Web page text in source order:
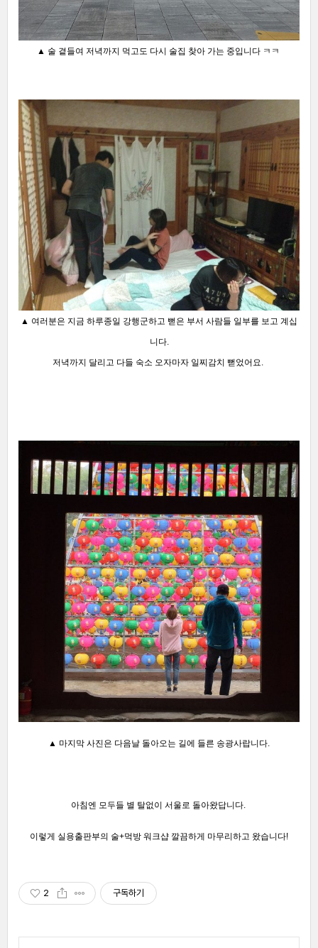
▲ 술 곁들여 저녁까지 먹고도 다시 술집 찾아 가는 중입니다 ㅋㅋ
▲ 여러분은 지금 하루종일 강행군하고 뻗은 부서 사람들 일부를 보고 계십
니다.
저녁까지 달리고 다들 숙소 오자마자 일찌감치 뻗었어요.
▲ 마지막 사진은 다음날 돌아오는 길에 들른 송광사랍니다.
아침엔 모두들 별 탈없이 서울로 돌아왔답니다.
이렇게 실용출판부의 술+먹방 워크샵 깔끔하게 마무리하고 왔습니다!
2 구독하기